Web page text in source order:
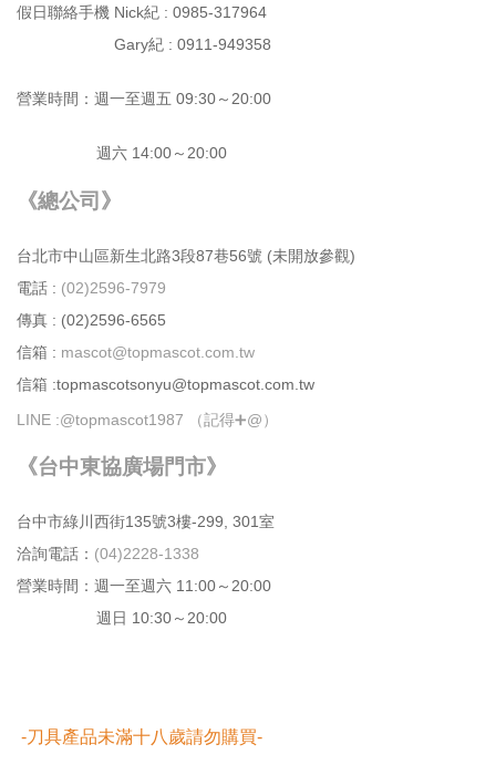
假日聯絡手機 Nick紀 : 0985-317964
Gary紀 : 0911-949358
營業時間：週⼀⾄週五 09:30～20:00
週六 14:00～20:00
《總公司》
台北市中⼭區新⽣北路3段87巷56號 (未開放參觀)
電話 : (02)2596-7979
傳真 : (02)2596-6565
信箱 : mascot@topmascot.com.tw
信箱 :topmascotsonyu@topmascot.com.tw
LINE :@topmascot1987 （記得➕@）
《台中東協廣場門市》
台中市綠川⻄街135號3樓-299, 301室
洽詢電話： (04)2228-1338
營業時間：週⼀⾄週六 11:00～20:00
週日 10:30～20:00
-刀具產品未滿十八歲請勿購買-